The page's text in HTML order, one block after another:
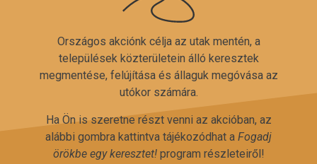
Országos akciónk célja az utak mentén, a
települések közterületein álló keresztek
megmentése, felújítása és állaguk megóvása az
utókor számára.
Ha Ön is szeretne részt venni az akcióban, az
alábbi gombra kattintva tájékozódhat a Fogadj
örökbe egy keresztet!program részleteiről!